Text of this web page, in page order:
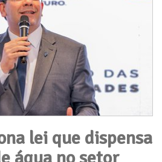
lei que dispensa